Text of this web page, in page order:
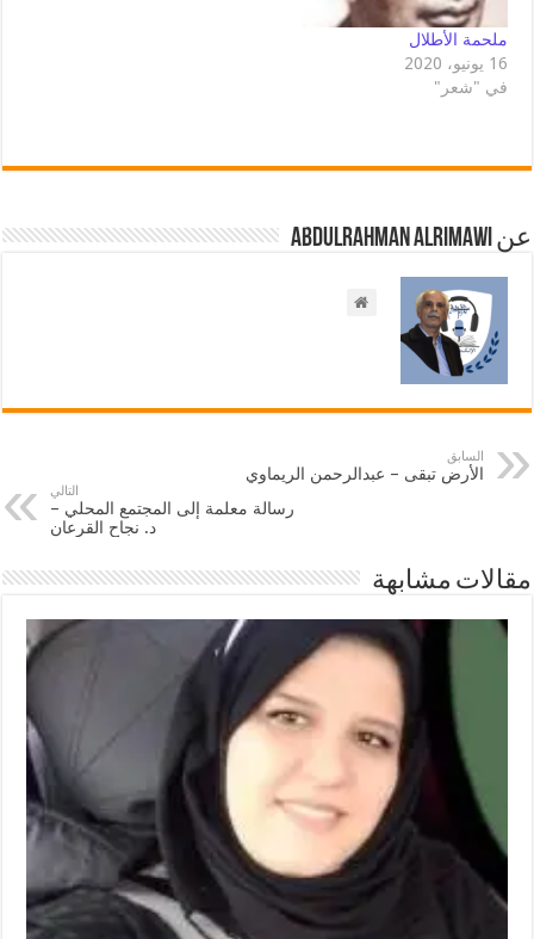
ملحمة الأطلال
16 يونيو، 2020
في "شعر"
عن Abdulrahman AlRimawi
السابق
الأرض تبقى – عبدالرحمن الريماوي
التالي
رسالة معلمة إلى المجتمع المحلي –
د. نجاح القرعان
مقالات مشابهة